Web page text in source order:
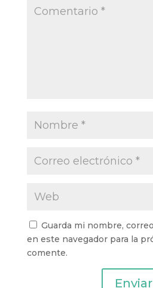
Guarda mi nombre,
en este navegador para la
comente.